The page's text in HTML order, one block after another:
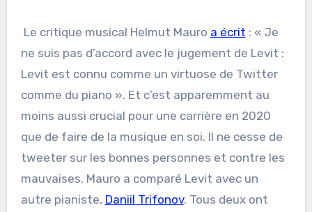
Le critique musical Helmut Mauro a écrit : « Je
ne suis pas d’accord avec le jugement de Levit :
Levit est connu comme un virtuose de Twitter
comme du piano ». Et c’est apparemment au
moins aussi crucial pour une carrière en 2020
que de faire de la musique en soi. Il ne cesse de
tweeter sur les bonnes personnes et contre les
mauvaises. Mauro a comparé Levit avec un
autre pianiste, Daniil Trifonov. Tous deux ont